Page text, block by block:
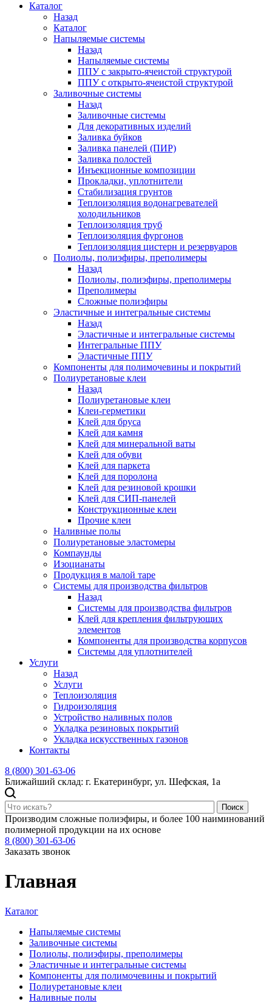
Каталог
Назад
Каталог
Напыляемые системы
Назад
Напыляемые системы
ППУ с закрыто-ячеистой структурой
ППУ с открыто-ячеистой структурой
Заливочные системы
Назад
Заливочные системы
Для декоративных изделий
Заливка буйков
Заливка панелей (ПИР)
Заливка полостей
Инъекционные композиции
Прокладки, уплотнители
Стабилизация грунтов
Теплоизоляция водонагревателей
холодильников
Теплоизоляция труб
Теплоизоляция фургонов
Теплоизоляция цистерн и резервуаров
Полиолы, полиэфиры, преполимеры
Назад
Полиолы, полиэфиры, преполимеры
Преполимеры
Сложные полиэфиры
Эластичные и интегральные системы
Назад
Эластичные и интегральные системы
Интегральные ППУ
Эластичные ППУ
Компоненты для полимочевины и покрытий
Полиуретановые клеи
Назад
Полиуретановые клеи
Клеи-герметики
Клей для бруса
Клей для камня
Клей для минеральной ваты
Клей для обуви
Клей для паркета
Клей для поролона
Клей для резиновой крошки
Клей для СИП-панелей
Конструкционные клеи
Прочие клеи
Наливные полы
Полиуретановые эластомеры
Компаунды
Изоцианаты
Продукция в малой таре
Системы для производства фильтров
Назад
Системы для производства фильтров
Клей для крепления фильтрующих
элементов
Компоненты для производства корпусов
Системы для уплотнителей
Услуги
Назад
Услуги
Теплоизоляция
Гидроизоляция
Устройство наливных полов
Укладка резиновых покрытий
Укладка искусственных газонов
Контакты
8 (800) 301-63-06
Ближайший склад: г. Екатеринбург, ул. Шефская, 1а
Поиск
Производим сложные полиэфиры, и более 100 наиминований
полимерной продукции на их основе
8 (800) 301-63-06
Заказать звонок
Главная
Каталог
Напыляемые системы
Заливочные системы
Полиолы, полиэфиры, преполимеры
Эластичные и интегральные системы
Компоненты для полимочевины и покрытий
Полиуретановые клеи
Наливные полы